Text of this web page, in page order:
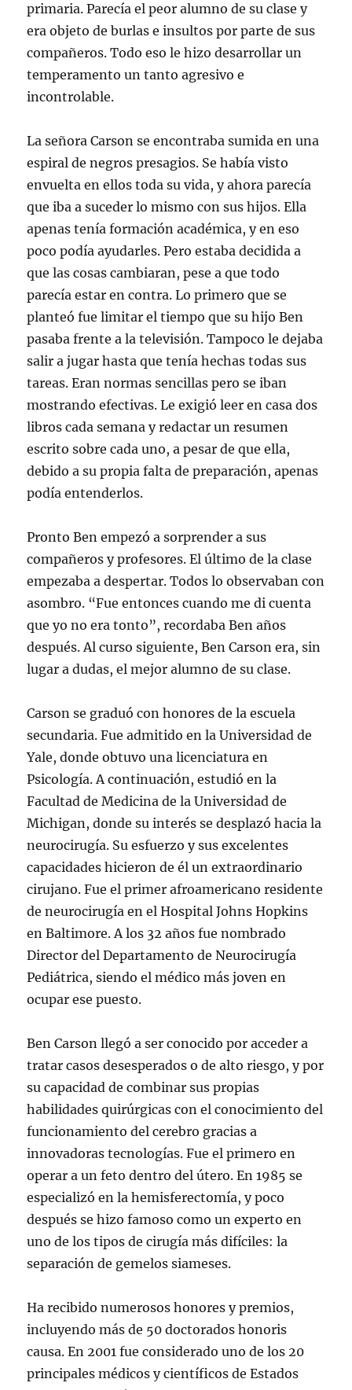
primaria. Parecía el peor alumno de su clase y
era objeto de burlas e insultos por parte de sus
compañeros. Todo eso le hizo desarrollar un
temperamento un tanto agresivo e
incontrolable.
La señora Carson se encontraba sumida en una
espiral de negros presagios. Se había visto
envuelta en ellos toda su vida, y ahora parecía
que iba a suceder lo mismo con sus hijos. Ella
apenas tenía formación académica, y en eso
poco podía ayudarles. Pero estaba decidida a
que las cosas cambiaran, pese a que todo
parecía estar en contra. Lo primero que se
planteó fue limitar el tiempo que su hijo Ben
pasaba frente a la televisión. Tampoco le dejaba
salir a jugar hasta que tenía hechas todas sus
tareas. Eran normas sencillas pero se iban
mostrando efectivas. Le exigió leer en casa dos
libros cada semana y redactar un resumen
escrito sobre cada uno, a pesar de que ella,
debido a su propia falta de preparación, apenas
podía entenderlos.
Pronto Ben empezó a sorprender a sus
compañeros y profesores. El último de la clase
empezaba a despertar. Todos lo observaban con
asombro. “Fue entonces cuando me di cuenta
que yo no era tonto”, recordaba Ben años
después. Al curso siguiente, Ben Carson era, sin
lugar a dudas, el mejor alumno de su clase.
Carson se graduó con honores de la escuela
secundaria. Fue admitido en la Universidad de
Yale, donde obtuvo una licenciatura en
Psicología. A continuación, estudió en la
Facultad de Medicina de la Universidad de
Michigan, donde su interés se desplazó hacia la
neurocirugía. Su esfuerzo y sus excelentes
capacidades hicieron de él un extraordinario
cirujano. Fue el primer afroamericano residente
de neurocirugía en el Hospital Johns Hopkins
en Baltimore. A los 32 años fue nombrado
Director del Departamento de Neurocirugía
Pediátrica, siendo el médico más joven en
ocupar ese puesto.
Ben Carson llegó a ser conocido por acceder a
tratar casos desesperados o de alto riesgo, y por
su capacidad de combinar sus propias
habilidades quirúrgicas con el conocimiento del
funcionamiento del cerebro gracias a
innovadoras tecnologías. Fue el primero en
operar a un feto dentro del útero. En 1985 se
especializó en la hemisferectomía, y poco
después se hizo famoso como un experto en
uno de los tipos de cirugía más difíciles: la
separación de gemelos siameses.
Ha recibido numerosos honores y premios,
incluyendo más de 50 doctorados honoris
causa. En 2001 fue considerado uno de los 20
principales médicos y científicos de Estados